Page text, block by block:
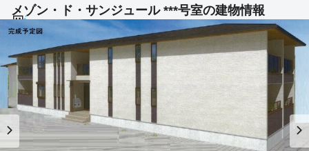
メゾン・ド・サンジュール ***号室の建物情報